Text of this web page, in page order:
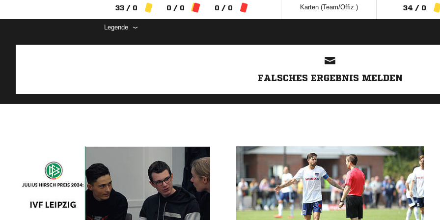
33 / 0 0 / 0 0 / 0 Karten (Team/Offiz.) 34 / 0
Legende
FALSCHES ERGEBNIS MELDEN